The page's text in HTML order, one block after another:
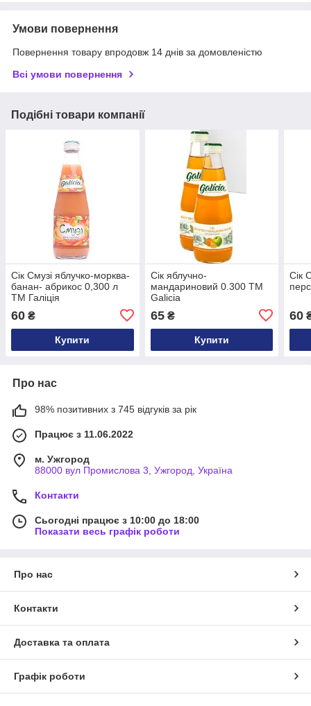
Умови повернення
Повернення товару впродовж 14 днів за домовленістю
Всі умови повернення
Подібні товари компанії
Сік Смузі яблучко-морква-
банан- абрикос 0,300 л
ТМ Галіція
60 ₴
Купити
Сік яблучно-
мандариновий 0.300 ТМ
Galicia
65₴
Купити
Сік
60
Про нас
98% позитивних з 745 відгуків за рік
Працює з 11.06.2022
м. Ужгород
88000 вул Промислова 3, Ужгород, Україна
Контакти
Сьогодні працює з 10:00 до 18:00
Показати весь графік роботи
Про нас
Контакти
Доставка та оплата
Графік роботи